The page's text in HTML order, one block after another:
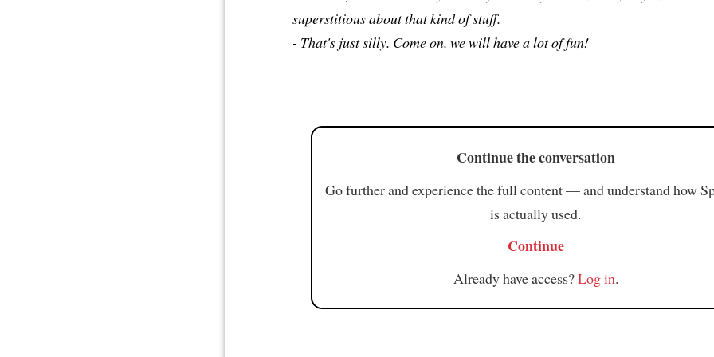
superstitious about that kind of stuff.
- That's just silly. Come on, we will have a lot of fun!
Continue the conversation
Go further and experience the full content — and understand how
is actually used.
Continue
Already have access?Log in.